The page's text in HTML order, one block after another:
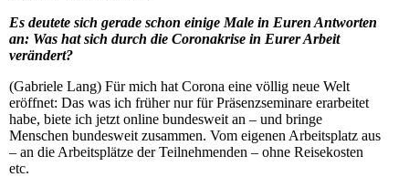
Es deutete sich gerade schon einige Male in Euren Antworten
an: Was hat sich durch die Coronakrise in Eurer Arbeit
verändert?
(Gabriele Lang) Für mich hat Corona eine völlig neue Welt
eröffnet: Das was ich früher nur für Präsenzseminare erarbeitet
habe, biete ich jetzt online bundesweit an – und bringe
Menschen bundesweit zusammen. Vom eigenen Arbeitsplatz aus
– an die Arbeitsplätze der Teilnehmenden – ohne Reisekosten
etc.